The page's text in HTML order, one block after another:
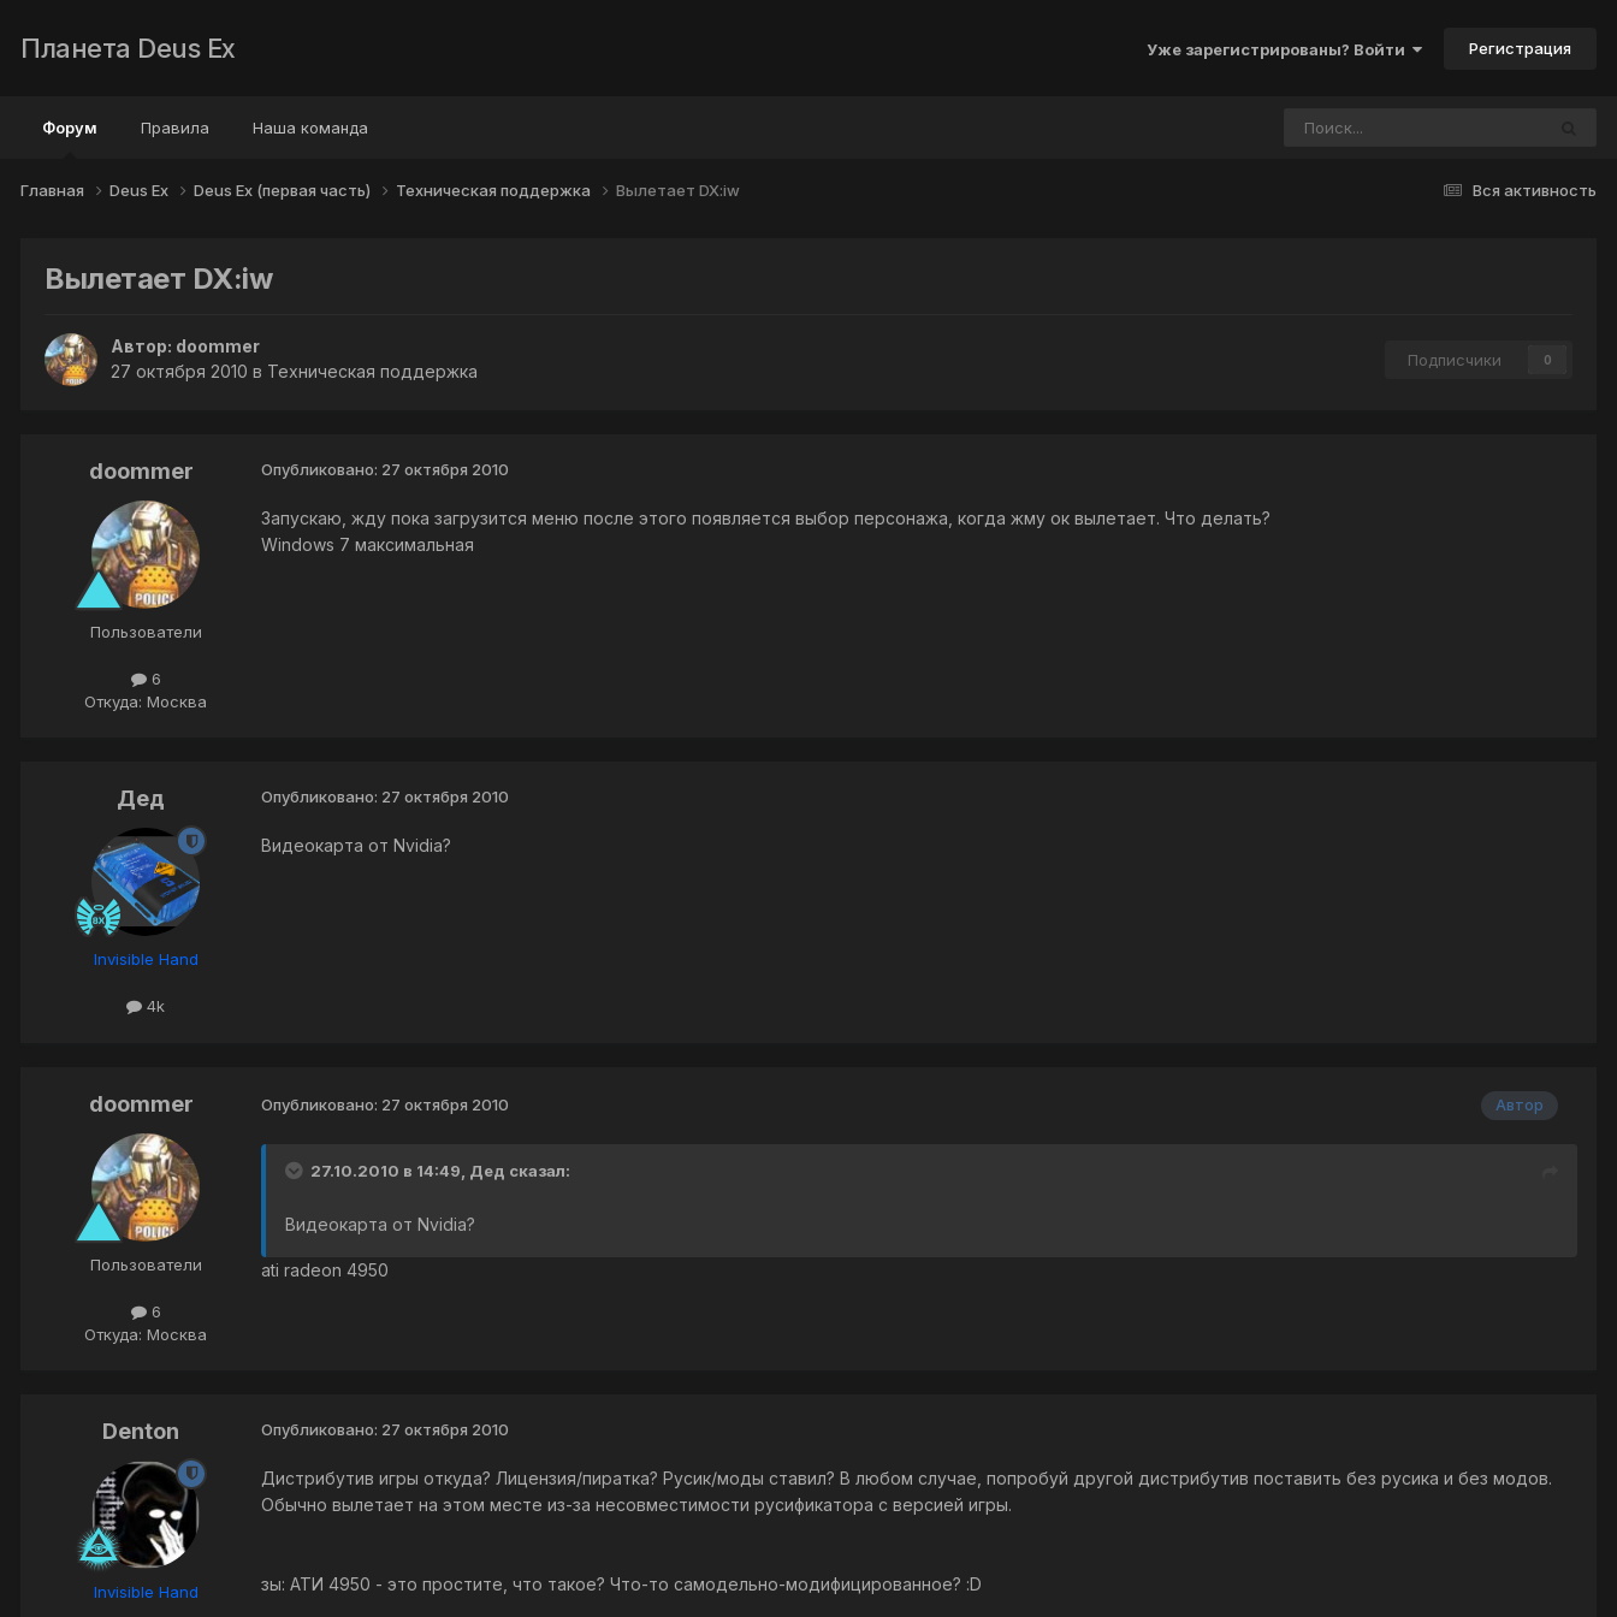
Планета Deus Ex Уже зарегистрированы? Войти Регистрация
Форум Правила Наша команда
Вся активность
Главная Deus Ex Deus Ex (первая часть) Техническая поддержка Вылетает DX:iw
Вылетает DX:iw
Автор: doommer
27 октября 2010 в Техническая поддержка
Подписчики 0
doommer
Пользователи
6
Откуда: Москва
Опубликовано: 27 октября 2010
Запускаю, жду пока загрузится меню после этого появляется выбор персонажа, когда жму ок вылетает. Что делать?
Windows 7 максимальная
Дед
Invisible Hand
4k
Опубликовано: 27 октября 2010
Видеокарта от Nvidia?
doommer
Пользователи
6
Откуда: Москва
Автор
Опубликовано: 27 октября 2010
27.10.2010 в 14:49, Дед сказал:
Видеокарта от Nvidia?
ati radeon 4950
Denton
Invisible Hand
Опубликовано: 27 октября 2010
Дистрибутив игры откуда? Лицензия/пиратка? Русик/моды ставил? В любом случае, попробуй другой дистрибутив поставить без русика и без модов.
Обычно вылетает на этом месте из-за несовместимости русификатора с версией игры.
зы: АТИ 4950 - это простите, что такое? Что-то самодельно-модифицированное? :D